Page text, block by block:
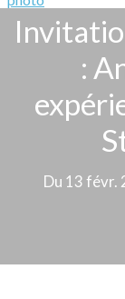
:
Du 13 févr.